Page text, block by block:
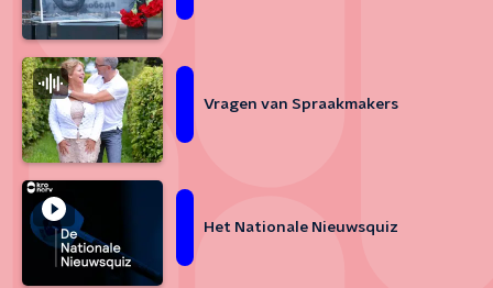
Vragen van Spraakmakers
Het Nationale Nieuwsquiz